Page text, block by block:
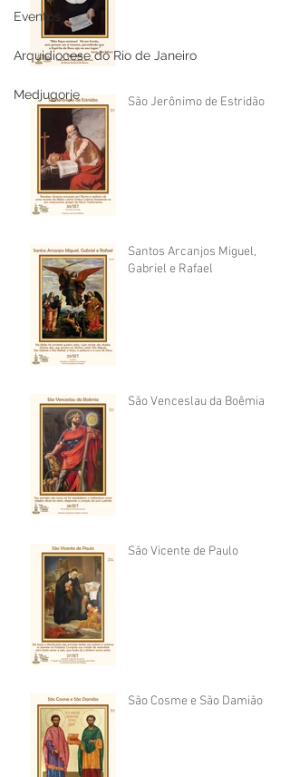
Eventos
Arquidiocese do Rio de Janeiro
Medjugorje São Jerônimo de Estridão
Santos Arcanjos Miguel,
Gabriel e Rafael
São Venceslau da Boêmia
São Vicente de Paulo
São Cosme e São Damião